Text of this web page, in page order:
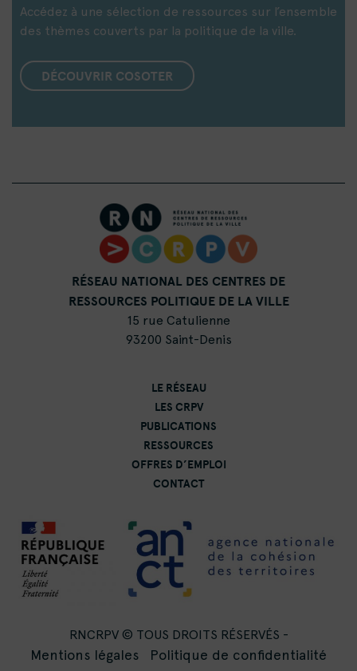
Accédez à une sélection de ressources sur l’ensemble
des thèmes couverts par la politique de la ville.
DÉCOUVRIR COSOTER
RÉSEAU NATIONAL DES CENTRES DE
RESSOURCES POLITIQUE DE LA VILLE
15 rue Catulienne
93200 Saint-Denis
LE RÉSEAU
LES CRPV
PUBLICATIONS
RESSOURCES
OFFRES D’EMPLOI
CONTACT
RNCRPV © TOUS DROITS RÉSERVÉS -
Mentions légales Politique de confidentialité